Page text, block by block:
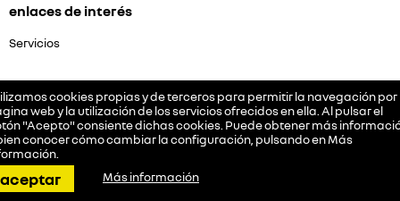
cookies propias y de terceros para permitir la navegación por
web y la utilización de los servicios ofrecidos en ella. Al pulsar el
"Acepto" consiente dichas cookies. Puede obtener más
conocer cómo cambiar la configuración, pulsando enMás
aceptar Más información
llamar pedir cita dirección
enlaces de interés
Servicios
empresa
Quiénes somos
Aviso Legal
Política de cookies
Política de Privacidad